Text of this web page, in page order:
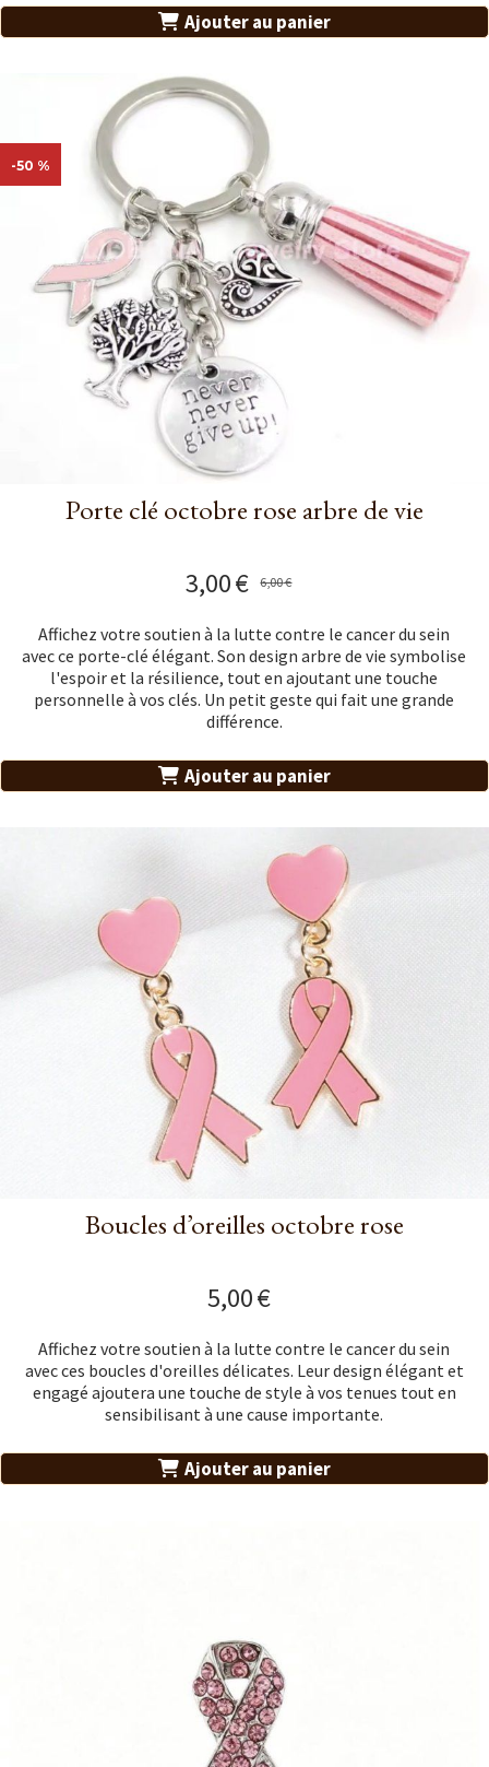
Ajouter au panier
-50 %
Porte clé octobre rose arbre de vie
3,00€ 6,00€
Affichez votre soutien à la lutte contre le cancer du sein
avec ce porte-clé élégant. Son design arbre de vie symbolise
l'espoir et la résilience, tout en ajoutant une touche
personnelle à vos clés. Un petit geste qui fait une grande
différence.
Ajouter au panier
Boucles d’oreilles octobre rose
5,00€
Affichez votre soutien à la lutte contre le cancer du sein
avec ces boucles d'oreilles délicates. Leur design élégant et
engagé ajoutera une touche de style à vos tenues tout en
sensibilisant à une cause importante.
Ajouter au panier